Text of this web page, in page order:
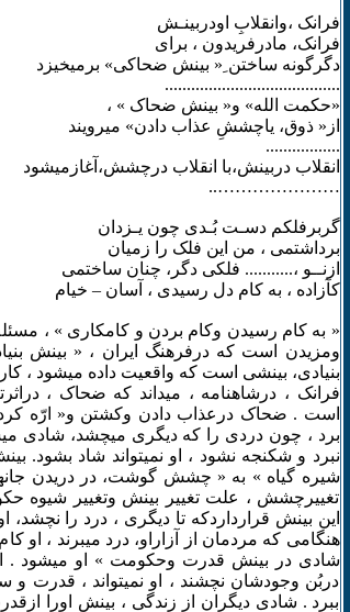
فرانک ،وانقلابِ اودربینـش
فرانک، مادرفریدون ، برای
دگرگونه ساختن ِ« بینش ضحاکی» برمیخیزد
........................................
«حکمت الله» و« بینش ضحاک » ،
از« ذوق، یاچششِ عذاب دادن» میرویند
.................
انقلاب دربینش،با انقلاب درچشش،آغازمیشود
…………………..
گربرفلکم دسـت بُـدی چون یـزدان
برداشتمی ، من این فلک را زمیان
ازنــو ،........... فلکی دگر، چنان ساختمی
کآزاده ، به کام دل رسیدی ، آسان – خیام
« به کام رسیدن وکام بردن و کامکاری » ،
ومزیدن است که درفرهنگ ایران ، « بینش
بنیادی، بینشی است که واقعیت داده میشود ،
فرانک ، درشاهنامه ، میداند که ضحاک ،
است . ضحاک درعذاب دادن وکشتن و« ارّه
برد ، چون دردی را که دیگری میچشد، شادی
نبرد و شکنجه نشود ، او نمیتواند شاد
شیره گیاه » به « چشش گوشت، در دریدن
تغییرچشش ، علت تغییر بینش وتغییر شیوه
این بینش قرارداردکه تا دیگری ، درد را
هنگامی که مردمان از آزاراو، درد میبرند ، او
شادی در بینش قدرت وحکومت » او میشود .
دربُن وجودشان نچشند ، او نمیتواند ، قدرت و
ببرد . شادی دیگران از زندگی ، بینش اورا